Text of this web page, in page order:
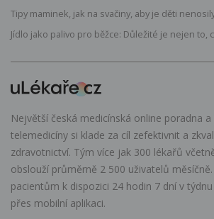
Tipy maminek, jak na svačiny, aby je děti
Jídlo jako palivo pro běžce: Důležité je nejen to,
Největší česká medicínská online poradna
telemedicíny si klade za cíl zefektivnit a
zdravotnictví. Tým více jak 300 lékařů
obslouží průměrně 2 500 uživatelů
pacientům k dispozici 24 hodin 7 dní v
přes mobilní aplikaci.